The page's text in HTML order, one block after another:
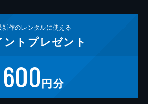
新作のレンタルに使える
ト プレゼント
600円分